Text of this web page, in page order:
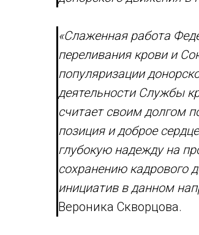
«Слаженная работа
переливания крови и
популяризации
деятельности Службы
считает своим долгом
позиция и доброе
глубокую надежду на
сохранению кадрового
инициатив в данном
Вероника Скворцова.